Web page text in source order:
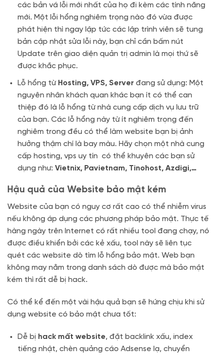
các bản vá lỗi mới nhất của họ đi kèm các tính năng
mới. Một lỗi hổng nghiêm trọng nào đó vừa được
phát hiện thì ngay lập tức các lập trình viên sẽ tung
bản cập nhật sửa lỗi này, bạn chỉ cần bấm nút
Update trên giao diện quản trị admin là mọi thứ sẽ
được khắc phục.
Lỗ hổng từ Hosting, VPS, Serverđang sử dụng: Một
nguyên nhân khách quan khác bạn ít có thể can
thiệp đó là lỗ hổng từ nhà cung cấp dịch vụ lưu trữ
của bạn. Các lỗ hổng này từ ít nghiêm trọng đến
nghiêm trong đều có thể làm website bạn bị ảnh
hưởng thậm chí là bay màu. Hãy chọn một nhà cung
cấp hosting, vps uy tín có thể khuyên các bạn sử
dụng như: Vietnix, Pavietnam, Tinohost, Azdigi,…
Hậu quả của Website bảo mật kém
Website của bạn có nguy cơ rất cao có thể nhiễm virus
nếu không áp dụng các phương pháp bảo mật. Thực tế
hàng ngày trên Internet có rất nhiều tool đang chạy, nó
được điều khiển bởi các kẻ xấu, tool này sẽ liên tục
quét các website dò tìm lỗ hổng bảo mật. Web bạn
không may nằm trong danh sách dò được mà bảo mật
kém thì rất dễ bị hack.
Có thể kể đến một vài hậu quả bạn sẽ hứng chịu khi sử
dụng website có bảo mật chưa tốt:
Dễ bị hack mất website, đặt backlink xấu, index
tiếng nhật, chèn quảng cáo Adsense lạ, chuyển